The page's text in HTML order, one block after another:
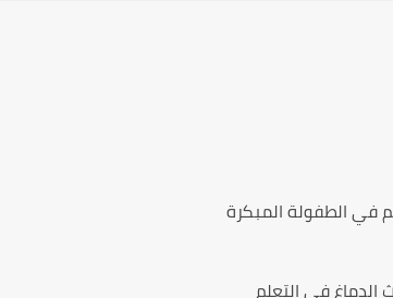
في الطفولة المبكرة
الدماغ في التعلم